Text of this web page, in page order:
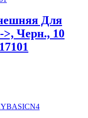
Для
>, Черн., 10